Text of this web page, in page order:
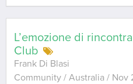
L’emozione di
Club
Frank Di Blasi
Community / Australia / Nov